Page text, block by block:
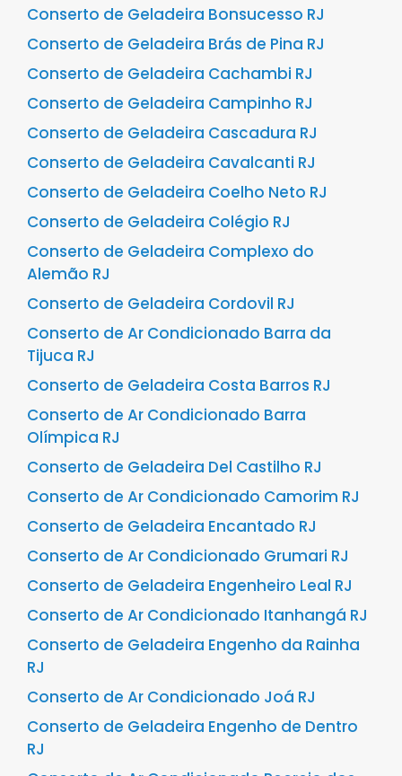
Conserto de Geladeira Bonsucesso RJ
Conserto de Geladeira Brás de Pina RJ
Conserto de Geladeira Cachambi RJ
Conserto de Geladeira Campinho RJ
Conserto de Geladeira Cascadura RJ
Conserto de Geladeira Cavalcanti RJ
Conserto de Geladeira Coelho Neto RJ
Conserto de Geladeira Colégio RJ
Conserto de Geladeira Complexo do
Alemão RJ
Conserto de Geladeira Cordovil RJ
Conserto de Ar Condicionado Barra da
Tijuca RJ
Conserto de Geladeira Costa Barros RJ
Conserto de Ar Condicionado Barra
Olímpica RJ
Conserto de Geladeira Del Castilho RJ
Conserto de Ar Condicionado Camorim RJ
Conserto de Geladeira Encantado RJ
Conserto de Ar Condicionado Grumari RJ
Conserto de Geladeira Engenheiro Leal RJ
Conserto de Ar Condicionado Itanhangá RJ
Conserto de Geladeira Engenho da Rainha
RJ
Conserto de Ar Condicionado Joá RJ
Conserto de Geladeira Engenho de Dentro
RJ